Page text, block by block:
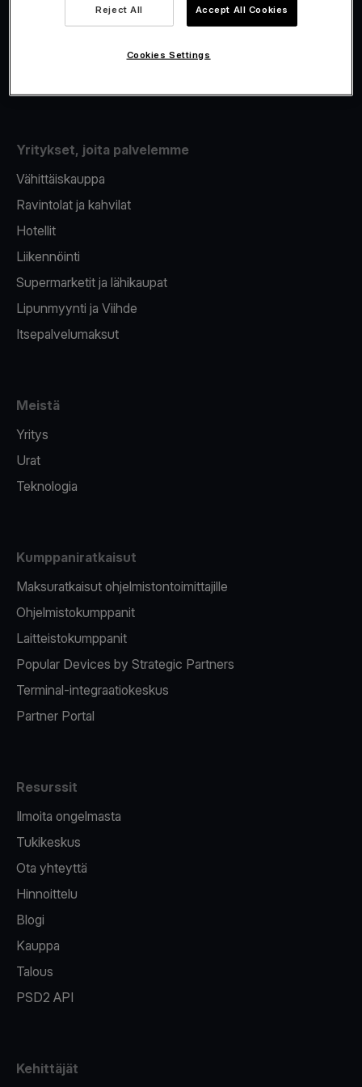
Fiskalisointi
Korttien myöntäminen
Yritykset, joita palvelemme
Vähittäiskauppa
Ravintolat ja kahvilat
Hotellit
Liikennöinti
Supermarketit ja lähikaupat
Lipunmyynti ja Viihde
Itsepalvelumaksut
Meistä
Yritys
Urat
Teknologia
Kumppaniratkaisut
Maksuratkaisut ohjelmistontoimittajille
Ohjelmistokumppanit
Laitteistokumppanit
Popular Devices by Strategic Partners
Terminal-integraatiokeskus
Partner Portal
Resurssit
Ilmoita ongelmasta
Tukikeskus
Ota yhteyttä
Hinnoittelu
Blogi
Kauppa
Talous
PSD2 API
Kehittäjät
Reject All Accept All Cookies
Cookies Settings